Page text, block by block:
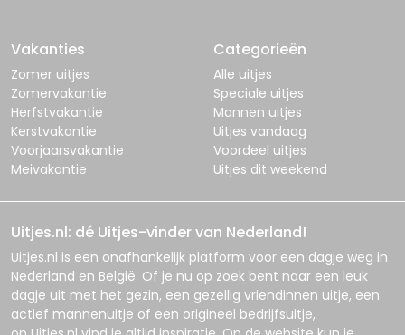
Vakanties
Zomer uitjes
Zomervakantie
Herfstvakantie
Kerstvakantie
Voorjaarsvakantie
Meivakantie
Categorieën
Alle uitjes
Speciale uitjes
Mannen uitjes
Uitjes vandaag
Voordeel uitjes
Uitjes dit weekend
Uitjes.nl: dé Uitjes-vinder van Nederland!
Uitjes.nl is een onafhankelijk platform voor een dagje weg in
Nederland en België. Of je nu op zoek bent naar een leuk
dagje uit met het gezin, een gezellig vriendinnen uitje, een
actief mannenuitje of een origineel bedrijfsuitje,